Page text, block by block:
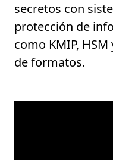
secretos con
protección de
como KMIP,
de formatos.